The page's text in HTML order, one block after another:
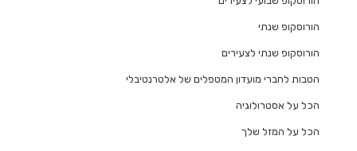
הורוסקופ שנתי
הורוסקופ שנתי לצעירים
הטבות לחברי מועדון המטפלים של אלטרנטיבלי
הכל על אסטרולוגיה
הכל על המזל שלך